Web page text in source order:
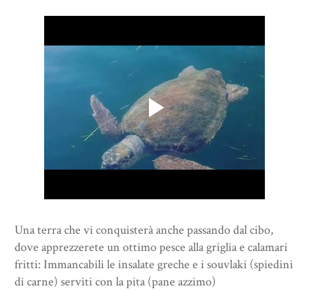
Una terra che vi conquisterà anche passando dal cibo,
dove apprezzerete un ottimo pesce alla griglia e calamari
fritti: Immancabili le insalate greche e i souvlaki (spiedini
di carne) serviti con la pita (pane azzimo)